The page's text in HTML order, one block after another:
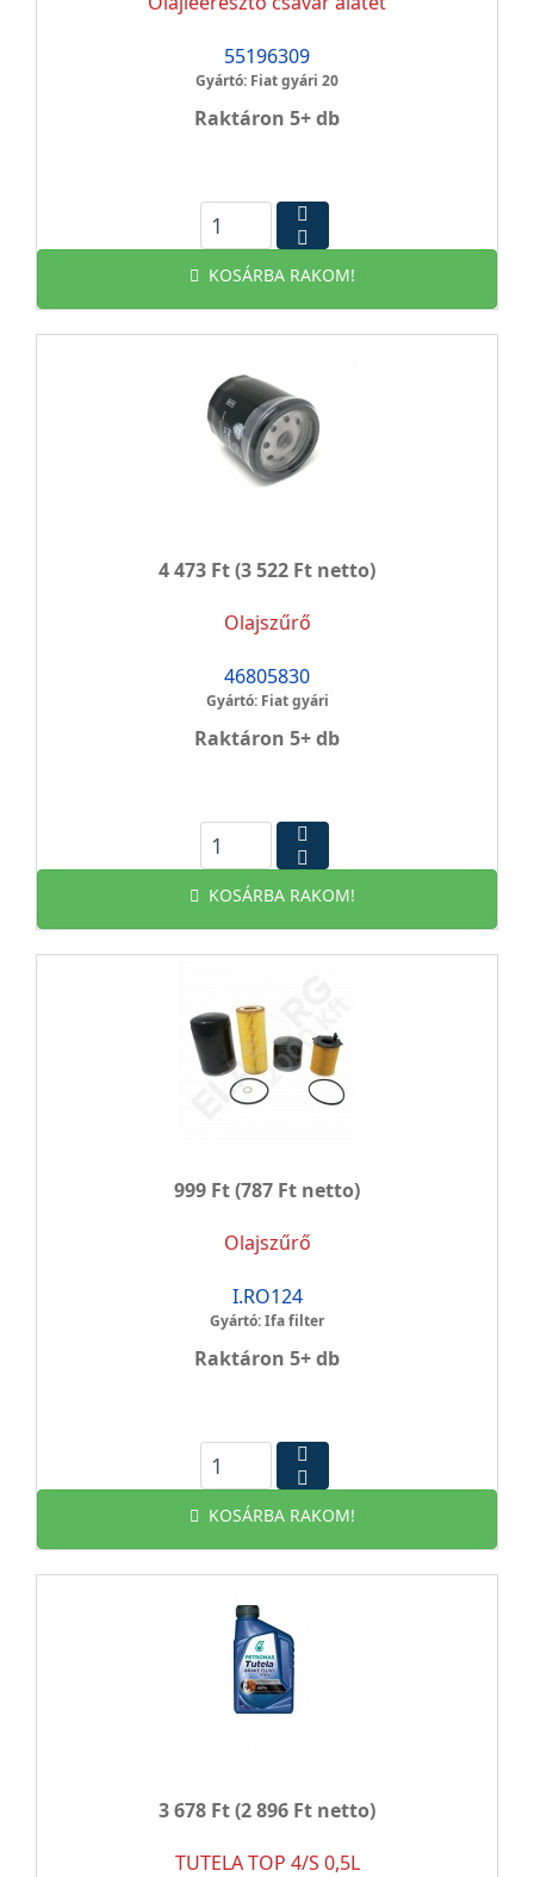
55196309
Gyártó: Fiat gyári 20
Raktáron 5+ db
KOSÁRBA RAKOM!
4 473 Ft(3 522 Ft netto)
Olajszűrő
46805830
Gyártó: Fiat gyári
Raktáron 5+ db
KOSÁRBA RAKOM!
999 Ft(787 Ft netto)
Olajszűrő
I.RO124
Gyártó: Ifa filter
Raktáron 5+ db
KOSÁRBA RAKOM!
3 678 Ft(2 896 Ft netto)
TUTELA TOP 4/S 0,5L